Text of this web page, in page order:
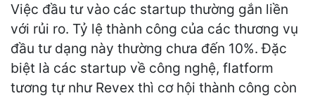
Việc đầu tư vào các startup thường gắn liền
với rủi ro. Tỷ lệ thành công của các thương vụ
đầu tư dạng này thường chưa đến 10%. Đặc
biệt là các startup về công nghệ, flatform
tương tự như Revex thì cơ hội thành công còn